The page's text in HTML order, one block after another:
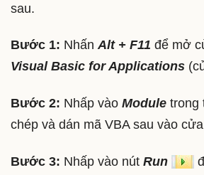
sau.
Bước 1: NhấnAlt + F11 để mở
Visual Basic for Applications
Bước 2: Nhấp vào Module trong
chép và dán mã VBA sau vào
Bước 3: Nhấp vào nút Run